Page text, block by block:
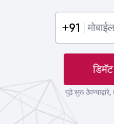
+91
पुढे सुरू ठेवण्याद्वारे,